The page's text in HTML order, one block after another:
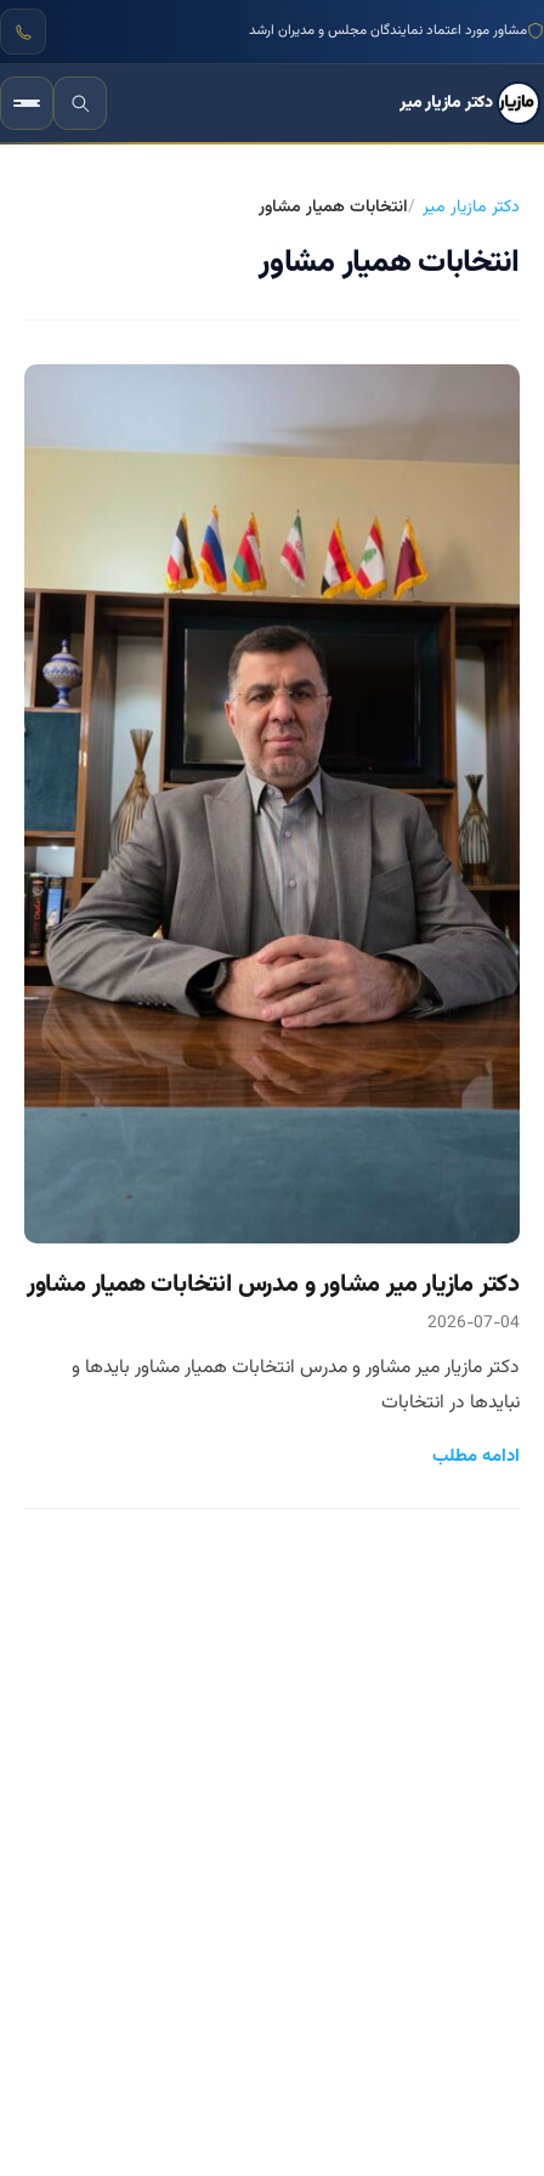
مشاور مورد اعتماد نمایندگان مجلس و مدیران ارشد
دکتر مازیار میر
دکتر مازیار میر انتخابات همیار مشاور
انتخابات همیار مشاور
دکتر مازیار میر مشاور و مدرس انتخابات همیار مشاور
2026-07-04
دکتر مازیار میر مشاور و مدرس انتخابات همیار مشاور بایدها و
نبایدها در انتخابات
ادامه مطلب